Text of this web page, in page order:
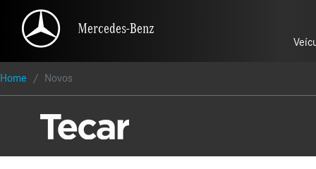
Mercedes-Benz
Home Novos
Mercedes-Benz